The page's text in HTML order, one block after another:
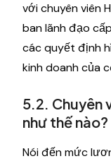
với chuyên viên
ban lãnh đạo
các quyết định
kinh doanh của
5.2. Chuyên
như thế nào?
Nói đến mức